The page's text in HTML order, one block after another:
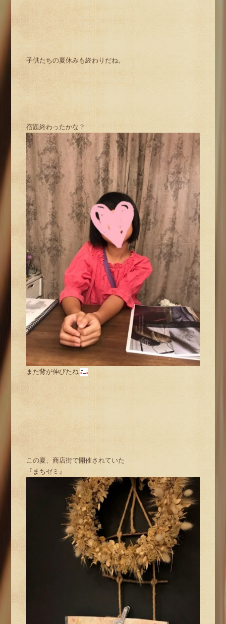
子供たちの夏休みも終わりだね。
宿題終わったかな？
また背が伸びたね
この夏、商店街で開催されていた
『まちゼミ』